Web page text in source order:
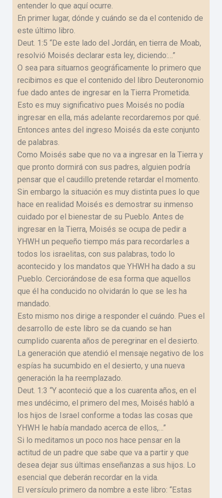
entender lo que aquí ocurre.
En primer lugar, dónde y cuándo se da el contenido de
este último libro.
Deut. 1:5 “De este lado del Jordán, en tierra de Moab,
resolvió Moisés declarar esta ley, diciendo:…”
O sea para situarnos geográficamente lo primero que
recibimos es que el contenido del libro Deuteronomio
fue dado antes de ingresar en la Tierra Prometida.
Esto es muy significativo pues Moisés no podía
ingresar en ella, más adelante recordaremos por qué.
Entonces antes del ingreso Moisés da este conjunto
de palabras.
Como Moisés sabe que no va a ingresar en la Tierra y
que pronto dormirá con sus padres, alguien podría
pensar que el caudillo pretende retardar el momento.
Sin embargo la situación es muy distinta pues lo que
hace en realidad Moisés es demostrar su inmenso
cuidado por el bienestar de su Pueblo. Antes de
ingresar en la Tierra, Moisés se ocupa de pedir a
YHWH un pequeño tiempo más para recordarles a
todos los israelitas, con sus palabras, todo lo
acontecido y los mandatos que YHWH ha dado a su
Pueblo. Cerciorándose de esa forma que aquellos
que él ha conducido no olvidarán lo que se les ha
mandado.
Esto mismo nos dirige a responder el cuándo. Pues el
desarrollo de este libro se da cuando se han
cumplido cuarenta años de peregrinar en el desierto.
La generación que atendió el mensaje negativo de los
espías ha sucumbido en el desierto, y una nueva
generación la ha reemplazado.
Deut. 1:3 “Y aconteció que a los cuarenta años, en el
mes undécimo, el primero del mes, Moisés habló a
los hijos de Israel conforme a todas las cosas que
YHWH le había mandado acerca de ellos,…”
Si lo meditamos un poco nos hace pensar en la
actitud de un padre que sabe que va a partir y que
desea dejar sus últimas enseñanzas a sus hijos. Lo
esencial que deberán recordar en la vida.
El versículo primero da nombre a este libro: “Estas